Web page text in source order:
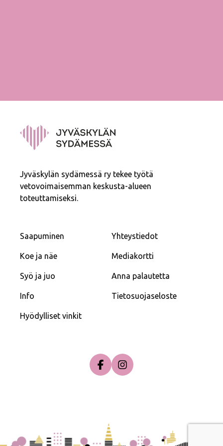
Jyväskylän sydämessä ry tekee työtä
vetovoimaisemman keskusta-alueen
toteuttamiseksi.
Saapuminen
Koe ja näe
Syö ja juo
Info
Hyödylliset vinkit
Yhteystiedot
Mediakortti
Anna palautetta
Tietosuojaseloste